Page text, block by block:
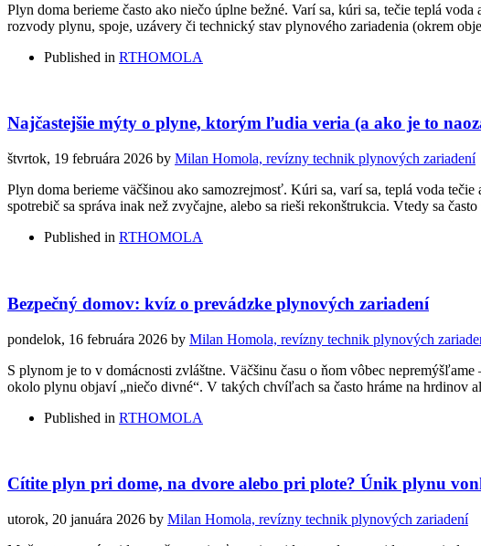
Plyn doma berieme často ako niečo úplne bežné. Varí sa, kúri sa, tečie teplá
rozvody plynu, spoje, uzávery či technický stav plynového zariadenia (okrem
Published in RTHOMOLA
Najčastejšie mýty o plyne, ktorým ľudia veria (a ako je to
štvrtok, 19 februára 2026 by Milan Homola, revízny technik plynových zariadení
Plyn doma berieme väčšinou ako samozrejmosť. Kúri sa, varí sa, teplá voda
spotrebič sa správa inak než zvyčajne, alebo sa rieši rekonštrukcia. Vtedy sa
Published in RTHOMOLA
Bezpečný domov: kvíz o prevádzke plynových zariadení
pondelok, 16 februára 2026 by Milan Homola, revízny technik plynových
S plynom je to v domácnosti zvláštne. Väčšinu času o ňom vôbec
okolo plynu objaví „niečo divné“. V takých chvíľach sa často hráme na hrdinov
Published in RTHOMOLA
Cítite plyn pri dome, na dvore alebo pri plote? Únik plynu
utorok, 20 januára 2026 by Milan Homola, revízny technik plynových zariadení